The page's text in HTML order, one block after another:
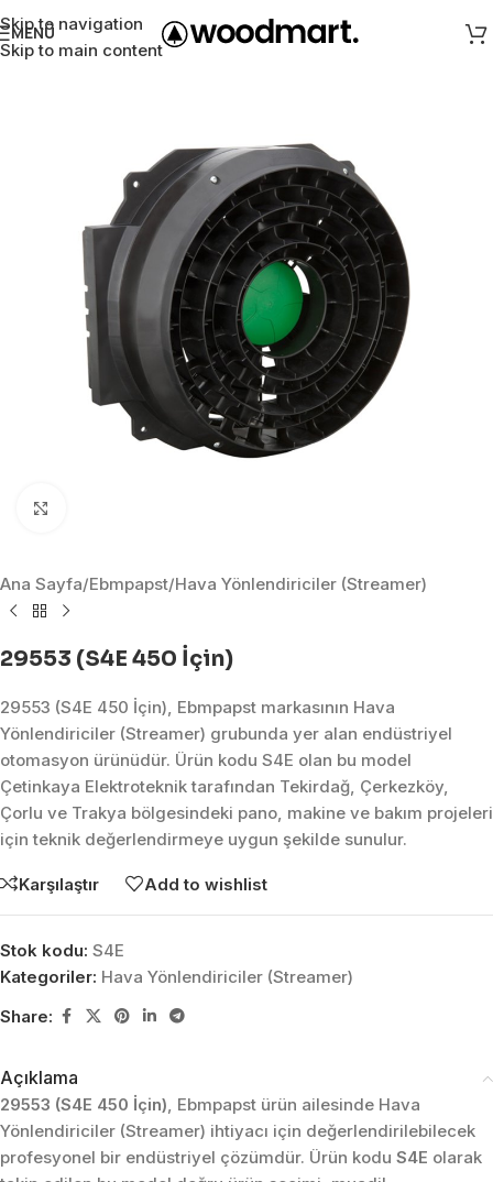
Skip to navigation
Skip to main content
MENÜ
Ana Sayfa/Ebmpapst/Hava Yönlendiriciler (Streamer)
29553 (S4E 450 İçin)
29553 (S4E 450 İçin), Ebmpapst markasının Hava
Yönlendiriciler (Streamer) grubunda yer alan endüstriyel
otomasyon ürünüdür. Ürün kodu S4E olan bu model
Çetinkaya Elektroteknik tarafından Tekirdağ, Çerkezköy,
Çorlu ve Trakya bölgesindeki pano, makine ve bakım projeleri
için teknik değerlendirmeye uygun şekilde sunulur.
Karşılaştır Add to wishlist
Stok kodu: S4E
Kategoriler: Hava Yönlendiriciler (Streamer)
Share:
Açıklama
29553 (S4E 450 İçin), Ebmpapst ürün ailesinde Hava
Yönlendiriciler (Streamer) ihtiyacı için değerlendirilebilecek
profesyonel bir endüstriyel çözümdür. Ürün kodu S4E olarak